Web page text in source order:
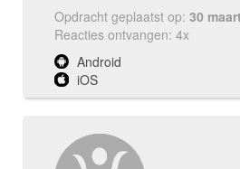
Opdracht geplaatst op: 30
Reacties ontvangen: 4x
Android
iOS